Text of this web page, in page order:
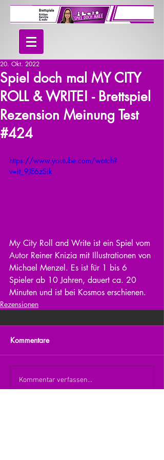
Spiel doch mal MY CITY
ROLL & WRITE! - Brettspiel
Rezension Meinung Test
#424
20. Okt. 2022
https://www.youtube.com/watch?
v=it_9JE6zSik
My City Roll and Write ist ein Spiel vom
Autor Reiner Knizia mit Illustrationen von
Michael Menzel. Es ist für 1 bis 6
Spieler ab 10 Jahren, dauert ca. 20
Minuten und ist bei Kosmos erschienen.
Rezensionen
Kommentare
Kommentar verfassen...